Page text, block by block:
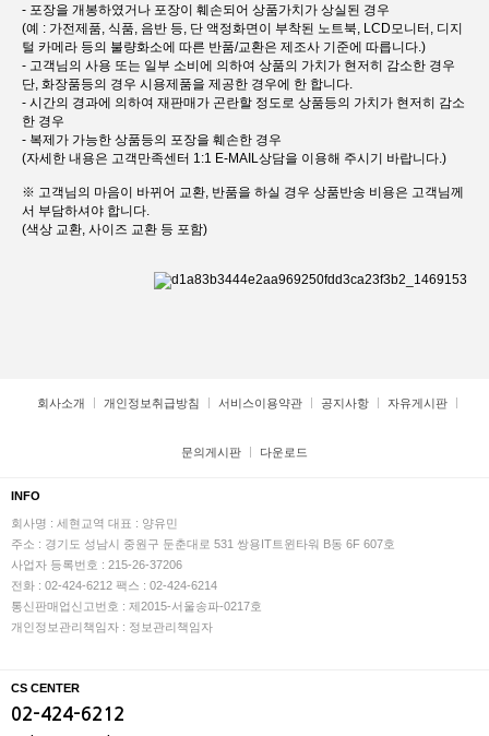
- 포장을 개봉하였거나 포장이 훼손되어 상품가치가 상실된 경우
(예 : 가전제품, 식품, 음반 등, 단 액정화면이 부착된 노트북, LCD모니터, 디지
털 카메라 등의 불량화소에 따른 반품/교환은 제조사 기준에 따릅니다.)
- 고객님의 사용 또는 일부 소비에 의하여 상품의 가치가 현저히 감소한 경우
단, 화장품등의 경우 시용제품을 제공한 경우에 한 합니다.
- 시간의 경과에 의하여 재판매가 곤란할 정도로 상품등의 가치가 현저히 감소
한 경우
- 복제가 가능한 상품등의 포장을 훼손한 경우
(자세한 내용은 고객만족센터 1:1 E-MAIL상담을 이용해 주시기 바랍니다.)
※ 고객님의 마음이 바뀌어 교환, 반품을 하실 경우 상품반송 비용은 고객님께
서 부담하셔야 합니다.
(색상 교환, 사이즈 교환 등 포함)
회사소개 개인정보취급방침 서비스이용약관 공지사항 자유게시판
문의게시판 다운로드
INFO
회사명 : 세현교역 대표 : 양유민
주소 : 경기도 성남시 중원구 둔춘대로 531 쌍용IT트윈타워 B동 6F 607호
사업자 등록번호 : 215-26-37206
전화 : 02-424-6212 팩스 : 02-424-6214
통신판매업신고번호 : 제2015-서울송파-0217호
개인정보관리책임자 : 정보관리책임자
CS CENTER
02-424-6212